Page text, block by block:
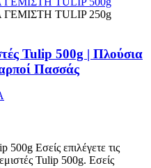
Tulip 500g | Πλούσια
Πασσάς
Εσείς επιλέγετε τις
Tulip 500g. Εσείς